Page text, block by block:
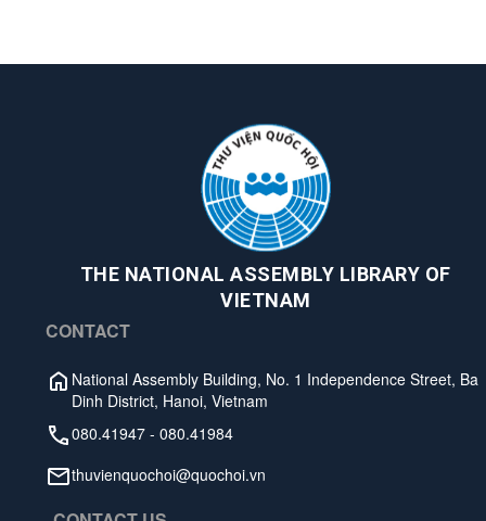
THE NATIONAL ASSEMBLY LIBRARY OF
VIETNAM
CONTACT
National Assembly Building, No. 1 Independence Street, Ba
Dinh District, Hanoi, Vietnam
080.41947 - 080.41984
thuvienquochoi@quochoi.vn